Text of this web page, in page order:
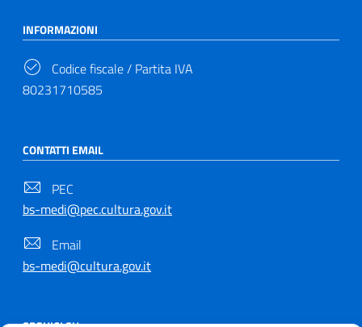
INFORMAZIONI
Codice fiscale / Partita IVA
80231710585
CONTATTI EMAIL
PEC
bs-medi@pec.cultura.gov.it
Email
bs-medi@cultura.gov.it